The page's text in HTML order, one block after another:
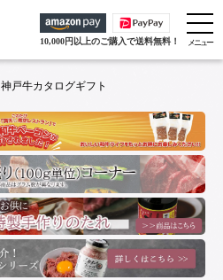
10,000円以上のご購入で送料無料！
神戸牛カタログギフト